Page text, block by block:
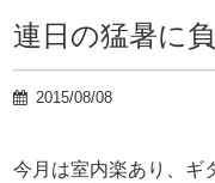
連日の猛暑に
2015/08/08
今月は室内楽あり、ギ